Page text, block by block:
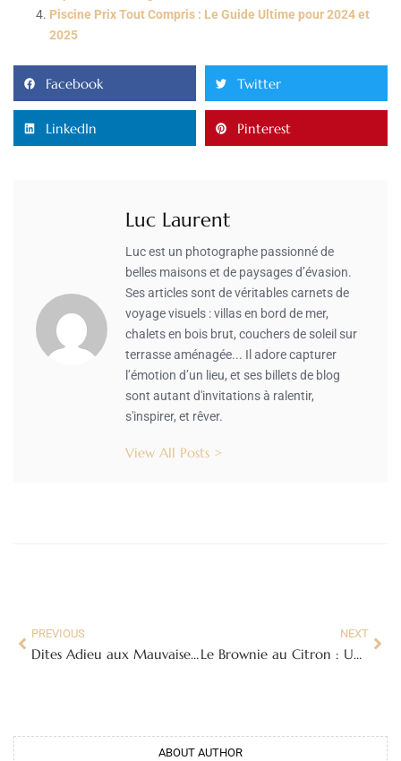
Piscine Prix Tout Compris : Le Guide Ultime pour 2024 et
2025
Facebook Twitter
LinkedIn Pinterest
Luc Laurent
Luc est un photographe passionné de
belles maisons et de paysages d’évasion.
Ses articles sont de véritables carnets de
voyage visuels : villas en bord de mer,
chalets en bois brut, couchers de soleil sur
terrasse aménagée... Il adore capturer
l’émotion d’un lieu, et ses billets de blog
sont autant d'invitations à ralentir,
s'inspirer, et rêver.
View All Posts >
PREVIOUS
Dites Adieu aux Mauvaises Odeurs : Votre Guide Ultime du Désodorisant Naturel pour Chaussures
NEXT
Le Brownie au Citron : Une Gourmandise Acidulée et Fondante
ABOUT AUTHOR